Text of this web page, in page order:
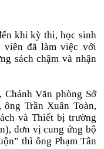
khi kỳ thi, học sinh
viên đã làm việc với
sách chậm và nhận
Văn phòng Sở
Trần Xuân Toàn,
và Thiết bị trường
đơn vị cung ứng bộ
thì ông Phạm Tân